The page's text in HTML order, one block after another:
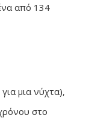
από 134
μια νύχτα),
στο